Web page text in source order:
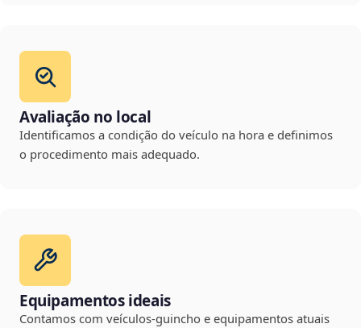
Avaliação no local
Identificamos a condição do veículo na hora e definimos
o procedimento mais adequado.
Equipamentos ideais
Contamos com veículos-guincho e equipamentos atuais